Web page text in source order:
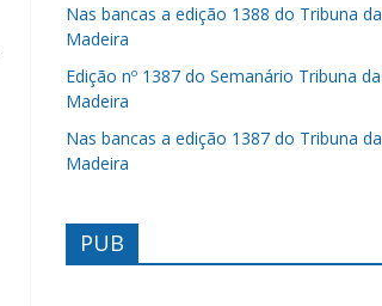
Nas bancas a edição 1388 do Tribuna da
Madeira
Edição nº 1387 do Semanário Tribuna da
Madeira
Nas bancas a edição 1387 do Tribuna da
Madeira
PUB